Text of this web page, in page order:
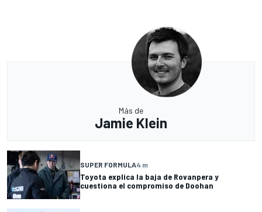
Más de
Jamie Klein
SUPER FORMULA4 m
Toyota explica la baja de Rovanpera y
cuestiona el compromiso de Doohan